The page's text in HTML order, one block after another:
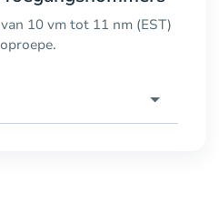
10 vm tot 11 nm (EST)